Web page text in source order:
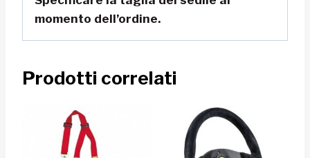
momento dell’ordine.
Prodotti correlati